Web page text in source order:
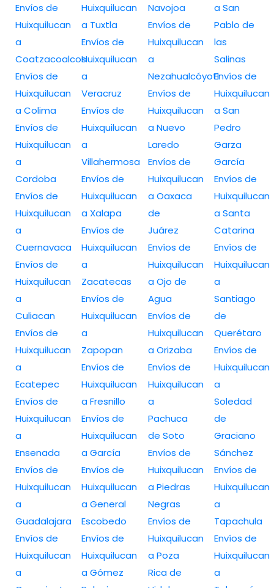
Envíos de
Huixquilucan
a
Coatzacoalcos
Envíos de
Huixquilucan
a Colima
Envíos de
Huixquilucan
a
Cordoba
Envíos de
Huixquilucan
a
Cuernavaca
Envíos de
Huixquilucan
a
Culiacan
Envíos de
Huixquilucan
a
Ecatepec
Envíos de
Huixquilucan
a
Ensenada
Envíos de
Huixquilucan
a
Guadalajara
Envíos de
Huixquilucan
a
Huixquilucan
a Tuxtla
Envíos de
Huixquilucan
a
Veracruz
Envíos de
Huixquilucan
a
Villahermosa
Envíos de
Huixquilucan
a Xalapa
Envíos de
Huixquilucan
a
Zacatecas
Envíos de
Huixquilucan
a
Zapopan
Envíos de
Huixquilucan
a Fresnillo
Envíos de
Huixquilucan
a García
Envíos de
Huixquilucan
a General
Escobedo
Envíos de
Huixquilucan
a Gómez
Navojoa
Envíos de
Huixquilucan
a
Nezahualcóyotl
Envíos de
Huixquilucan
a Nuevo
Laredo
Envíos de
Huixquilucan
a Oaxaca
de
Juárez
Envíos de
Huixquilucan
a Ojo de
Agua
Envíos de
Huixquilucan
a Orizaba
Envíos de
Huixquilucan
a
Pachuca
de Soto
Envíos de
Huixquilucan
a Piedras
Negras
Envíos de
Huixquilucan
a Poza
Rica de
a San
Pablo de
las
Salinas
Envíos de
Huixquilucan
a San
Pedro
Garza
García
Envíos de
Huixquilucan
a Santa
Catarina
Envíos de
Huixquilucan
a
Santiago
de
Querétaro
Envíos de
Huixquilucan
a
Soledad
de
Graciano
Sánchez
Envíos de
Huixquilucan
a
Tapachula
Envíos de
Huixquilucan
a